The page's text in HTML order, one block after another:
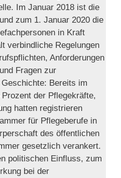
Im Januar 2018 ist die
zum 1. Januar 2020 die
in Kraft
verbindliche Regelungen
Anforderungen
Fragen zur
Bereits im
der Pflegekräfte,
hatten registrieren
für Pflegeberufe in
des öffentlichen
gesetzlich verankert.
politischen Einfluss, zum
bei der